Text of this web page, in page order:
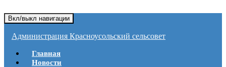
Вкл/выкл навигации
Администрация Красноусольский сельсовет
Главная
Новости